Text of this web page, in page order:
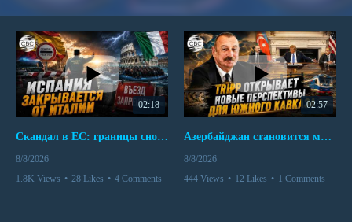
02:18
Скандал в ЕС: границы снова под контролем
8/8/2026
1.8K Views • 28 Likes • 4 Comments
02:57
Азербайджан становится мостом между Востоком и Западом
8/8/2026
444 Views • 12 Likes • 1 Comments